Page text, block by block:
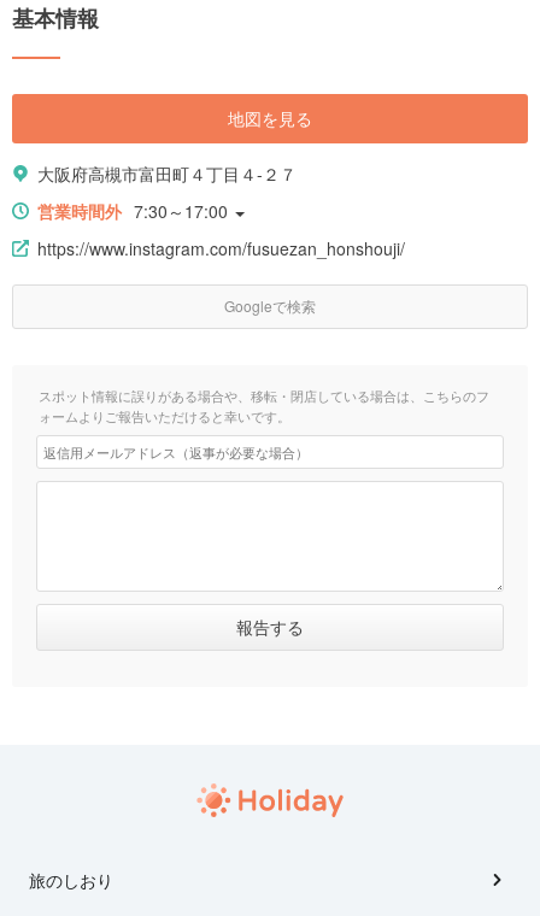
基本情報
地図を見る
大阪府高槻市富田町４丁目４-２７
営業時間外 7:30～17:00
https://www.instagram.com/fusuezan_honshouji/
Googleで検索
スポット情報に誤りがある場合や、移転・閉店している場合は、こちらのフ
ォームよりご報告いただけると幸いです。
旅のしおり